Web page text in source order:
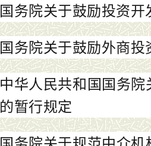
国务院关于鼓励投资
国务院关于鼓励外商投
中华人民共和国国务
的暂行规定